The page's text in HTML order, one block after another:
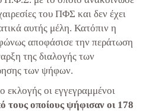
του ΠΦΣ και δεν έχει
αυτής μέλη. Κατόπιν η
αποφάσισε την περάτωση
της διαλογής των
των ψήφων.
οι εγγεγραμμένοι
τους οποίους ψήφισαν οι 178